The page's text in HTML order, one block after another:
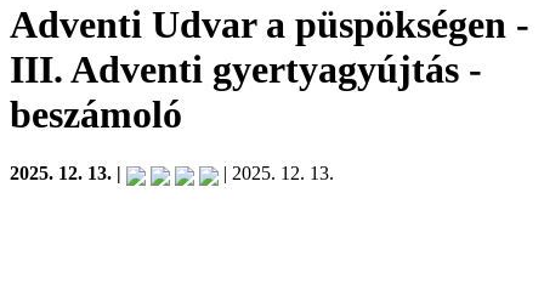
Adventi Udvar a püspökségen -
III. Adventi gyertyagyújtás -
beszámoló
2025. 12. 13. | | 2025. 12. 13.